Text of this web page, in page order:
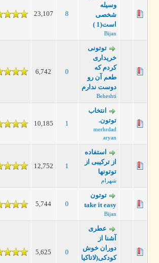
وسیله
شخصی
23,107
توتونی
خریداری
کردم که
طعم آن رو
دوست ندارم
Beheshti
6,742
انتخاب
توتون.
merhrdad
10,185
استفاده
از ترکیبی از
توتونها
شهرام
1
12,752
توتون
take it easy
0
5,744
عطری
آشنا از
دوران خوش
کودکی(لاتاکیا
0
5,625